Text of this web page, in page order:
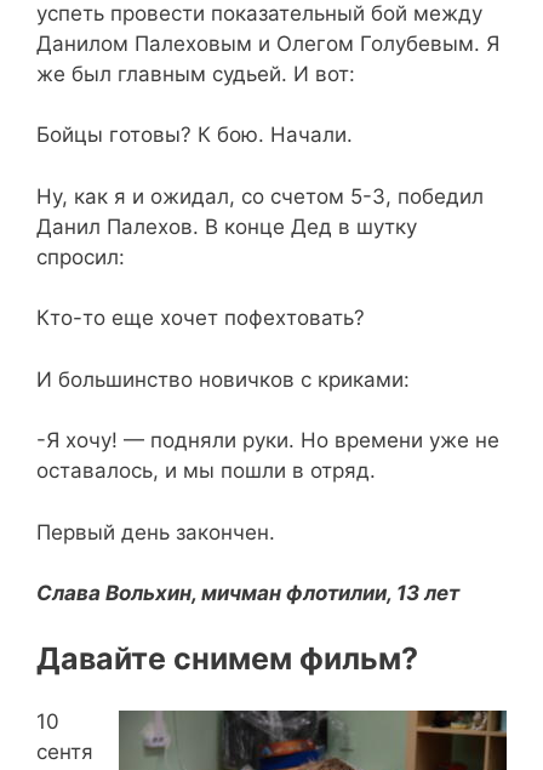
успеть провести показательный бой между
Данилом Палеховым и Олегом Голубевым. Я
же был главным судьей. И вот:
Бойцы готовы? К бою. Начали.
Ну, как я и ожидал, со счетом 5-3, победил
Данил Палехов. В конце Дед в шутку
спросил:
Кто-то еще хочет пофехтовать?
И большинство новичков с криками:
-Я хочу! — подняли руки. Но времени уже не
оставалось, и мы пошли в отряд.
Первый день закончен.
Слава Вольхин, мичман флотилии, 13 лет
Давайте снимем фильм?
10
сентя